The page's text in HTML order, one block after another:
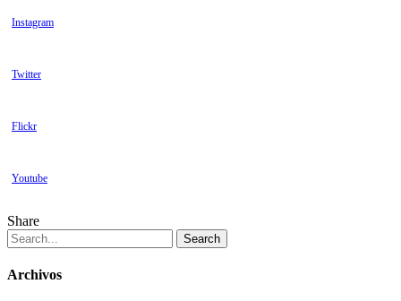
Instagram
Twitter
Flickr
Youtube
Share
Search
Archivos